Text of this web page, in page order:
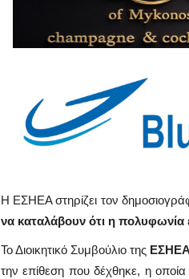
Η ΕΣΗΕΑ στηρίζει τον
να καταλάβουν ότι η πολυφωνία
Το Διοικητικό Συμβούλιο της ΕΣΗΕΑ
την επίθεση που δέχθηκε, η